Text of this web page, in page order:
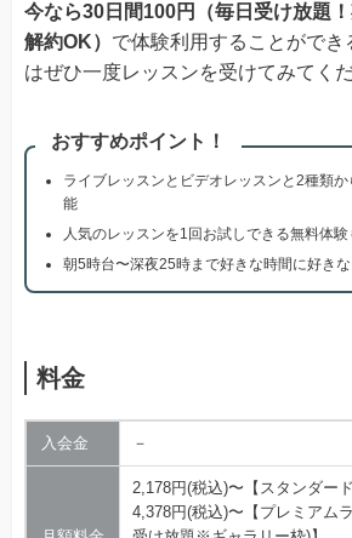
今なら30日間100円（毎日受け放題
解約OK） で体験利用することがで
はぜひ一度レッスンを受けてみてくだ
おすすめポイント！
ライブレッスンとビデオレッスンと2種類
能
人気のレッスンを1回お試しできる無料体験
朝5時台〜深夜25時まで好きな時間に好き
料金
入会金 －
2,178円(税込)〜【スタンダード
4,378円(税込)〜【プレミアム